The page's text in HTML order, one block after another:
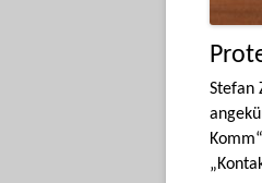
Stefan